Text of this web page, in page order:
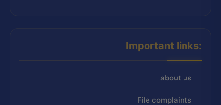
Important links:
about us
File complaints